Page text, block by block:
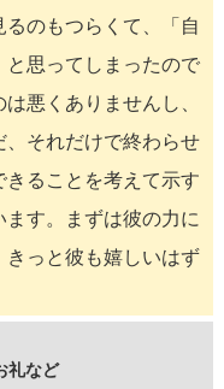
のもつらくて、「自
思ってしまったので
悪くありませんし、
それだけで終わらせ
ることを考えて示す
す。まずは彼の力に
っと彼も嬉しいはず
礼など